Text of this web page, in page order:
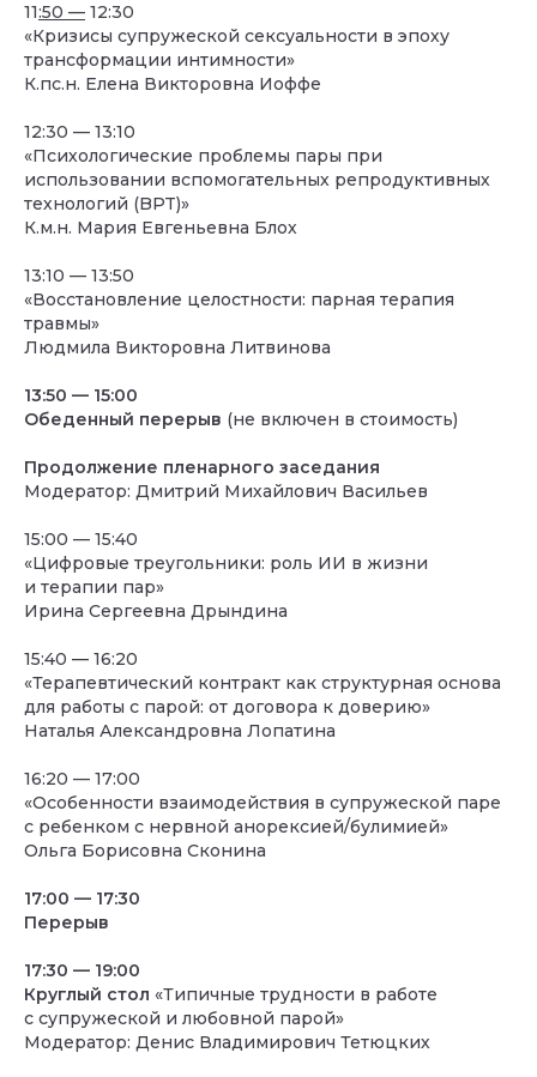
11:50 — 12:30
«Кризисы супружеской сексуальности в эпоху
трансформации интимности»
К.пс.н. Елена Викторовна Иоффе
12:30 — 13:10
«Психологические проблемы пары при
использовании вспомогательных репродуктивных
технологий (BPT)»
К.м.н. Мария Евгеньевна Блох
13:10 — 13:50
«Восстановление целостности: парная терапия
травмы»
Людмила Викторовна Литвинова
13:50 — 15:00
Обеденный перерыв (не включен в стоимость)
Продолжение пленарного заседания
Модератор: Дмитрий Михайлович Васильев
15:00 — 15:40
«Цифровые треугольники: роль ИИ в жизни
и терапии пар»
Ирина Сергеевна Дрындина
15:40 — 16:20
«Терапевтический контракт как структурная основа
для работы с парой: от договора к доверию»
Наталья Александровна Лопатина
16:20 — 17:00
«Особенности взаимодействия в супружеской паре
с ребенком с нервной анорексией/булимией»
Ольга Борисовна Сконина
17:00 — 17:30
Перерыв
17:30 — 19:00
Круглый стол «Типичные трудности в работе
с супружеской и любовной парой»
Модератор: Денис Владимирович Тетюцких